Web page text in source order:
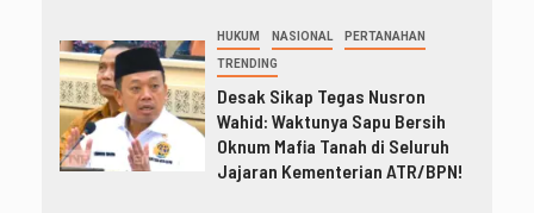
HUKUM NASIONAL PERTANAHAN
TRENDING
Desak Sikap Tegas Nusron
Wahid: Waktunya Sapu Bersih
Oknum Mafia Tanah di Seluruh
Jajaran Kementerian ATR/BPN!